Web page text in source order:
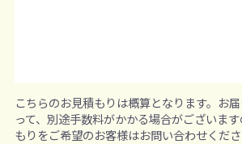
※既製品
こちらのお見積もりは概算となります。お
って、別途手数料がかかる場合がございま
もりをご希望のお客様はお問い合わせくださ